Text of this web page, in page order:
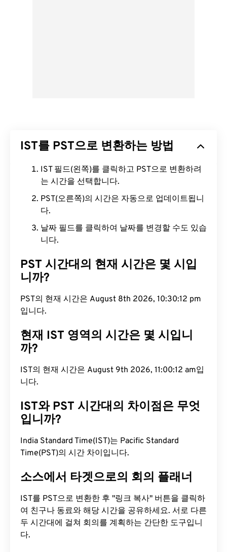
IST를 PST으로 변환하는 방법
IST 필드(왼쪽)를 클릭하고 PST으로 변환하려
는 시간을 선택합니다.
PST(오른쪽)의 시간은 자동으로 업데이트됩니
다.
날짜 필드를 클릭하여 날짜를 변경할 수도 있습
니다.
PST 시간대의 현재 시간은 몇 시입
니까?
PST의 현재 시간은 August 8th 2026, 10:30:13 pm
입니다.
현재 IST 영역의 시간은 몇 시입니
까?
IST의 현재 시간은 August 9th 2026, 11:00:13 am입
니다.
IST와 PST 시간대의 차이점은 무엇
입니까?
India Standard Time(IST)는 Pacific Standard
Time(PST)의 시간 차이입니다.
소스에서 타겟으로의 회의 플래너
IST를 PST으로 변환한 후 "링크 복사" 버튼을 클릭하
여 친구나 동료와 해당 시간을 공유하세요. 서로 다른
두 시간대에 걸쳐 회의를 계획하는 간단한 도구입니
다.